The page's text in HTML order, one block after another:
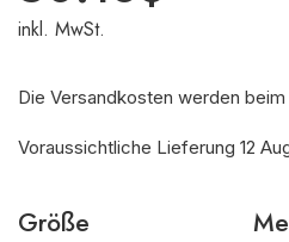
inkl. MwSt.
Die Versandkosten werden
Voraussichtliche Lieferung 12
Größe